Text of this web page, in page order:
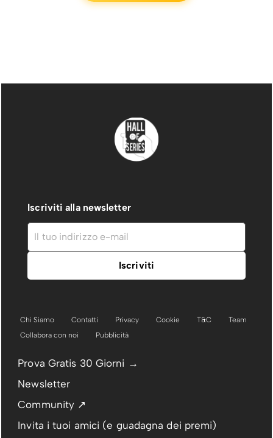
Iscriviti alla newsletter
Chi Siamo Contatti Privacy Cookie T&C
Team
Collabora con noi
Pubblicità
Prova Gratis 30 Giorni →
Newsletter
Community ↗
Invita i tuoi amici (e guadagna dei premi)